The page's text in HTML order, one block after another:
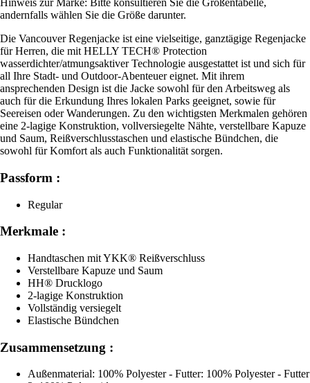
Hinweis zur Marke: Bitte konsultieren Sie die Größentabelle,
andernfalls wählen Sie die Größe darunter.
Die Vancouver Regenjacke ist eine vielseitige, ganztägige Regenjacke
für Herren, die mit HELLY TECH® Protection
wasserdichter/atmungsaktiver Technologie ausgestattet ist und sich für
all Ihre Stadt- und Outdoor-Abenteuer eignet. Mit ihrem
ansprechenden Design ist die Jacke sowohl für den Arbeitsweg als
auch für die Erkundung Ihres lokalen Parks geeignet, sowie für
Seereisen oder Wanderungen. Zu den wichtigsten Merkmalen gehören
eine 2-lagige Konstruktion, vollversiegelte Nähte, verstellbare Kapuze
und Saum, Reißverschlusstaschen und elastische Bündchen, die
sowohl für Komfort als auch Funktionalität sorgen.
Passform :
Regular
Merkmale :
Handtaschen mit YKK® Reißverschluss
Verstellbare Kapuze und Saum
HH® Drucklogo
2-lagige Konstruktion
Vollständig versiegelt
Elastische Bündchen
Zusammensetzung :
Außenmaterial: 100% Polyester - Futter: 100% Polyester - Futter